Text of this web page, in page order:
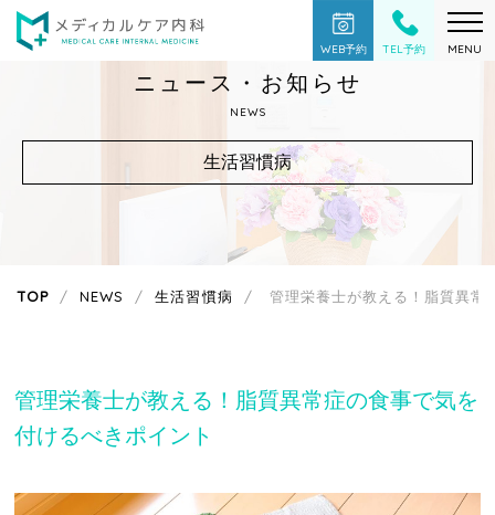
WEB予約 TEL予約 MENU
ニュース・お知らせ
NEWS
生活習慣病
TOP NEWS 生活習慣病 管理栄養士が教える！脂質異常
管理栄養士が教える！脂質異常症の食事で気を
付けるべきポイント